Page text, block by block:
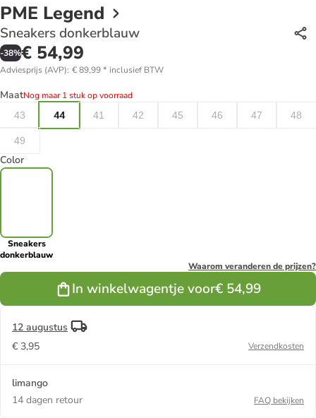
PME Legend
Sneakers donkerblauw
-38%€ 54,99
Adviesprijs (AVP): € 89,99* inclusief BTW
MaatNog maar 1 stuk op voorraad
43
44 41 42 45 46 47 48
49
Color
Sneakers
donkerblauw
Waarom veranderen de prijzen?
In winkelwagentje voor€ 54,99
12 augustus
€ 3,95
Verzendkosten
limango
14 dagen retour
FAQ bekijken